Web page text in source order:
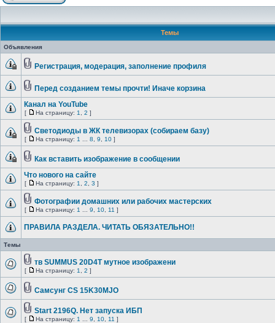
Темы
Объявления
Регистрация, модерация, заполнение профиля
Перед созданием темы прочти! Иначе корзина
Канал на YouTube
[ На страницу: 1 2 ]
Светодиоды в ЖК телевизорах (собираем базу)
[ На страницу: 1 8 9 10 ]
Как вставить изображение в сообщении
Что нового на сайте
[ На страницу: 1 2 3 ]
Фотографии домашних или рабочих мастерских
[ На страницу: 1 9 10 11 ]
ПРАВИЛА РАЗДЕЛА. ЧИТАТЬ ОБЯЗАТЕЛЬНО!!
Темы
тв SUMMUS 20D4T мутное изображени
[ На страницу: 1 2 ]
Самсунг CS 15K30MJO
Start 2196Q. Нет запуска ИБП
[ На страницу: 1 9 10 11 ]